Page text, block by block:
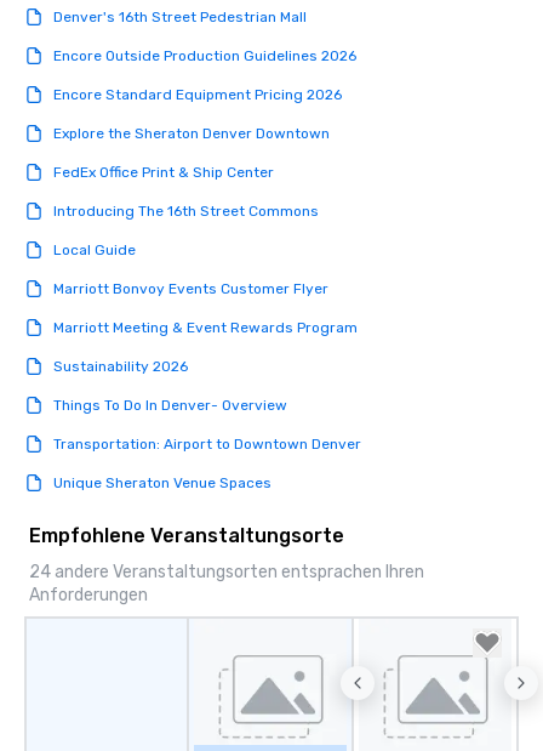
Denver's 16th Street Pedestrian Mall
Encore Outside Production Guidelines 2026
Encore Standard Equipment Pricing 2026
Explore the Sheraton Denver Downtown
FedEx Office Print & Ship Center
Introducing The 16th Street Commons
Local Guide
Marriott Bonvoy Events Customer Flyer
Marriott Meeting & Event Rewards Program
Sustainability 2026
Things To Do In Denver- Overview
Transportation: Airport to Downtown Denver
Unique Sheraton Venue Spaces
Empfohlene Veranstaltungsorte
24 andere Veranstaltungsorten entsprachen Ihren
Anforderungen